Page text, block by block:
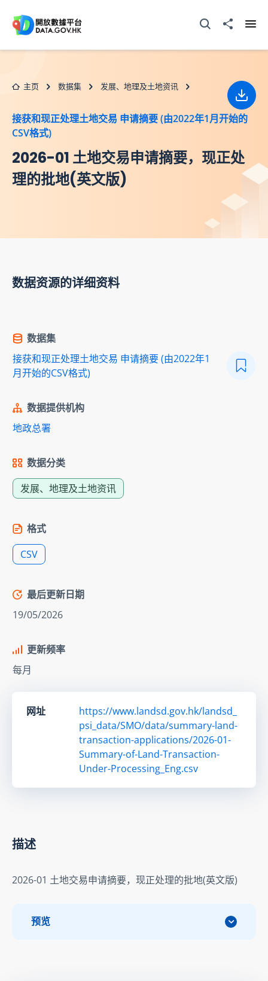
打开搜寻器分享至
主页 数据集 发展、地理及土地资讯
接获和现正处理土地交易 申请摘要 (由2022年1月开始的
CSV格式)
2026-01 土地交易申请摘要，现正处
理的批地(英文版)
下载
数据资源的详细资料
数据集
接获和现正处理土地交易 申请摘要 (由2022年1
月开始的CSV格式)
数据提供机构
地政总署
数据分类
发展、地理及土地资讯
格式
CSV
最后更新日期
19/05/2026
更新频率
每月
网址
https://www.landsd.gov.hk/landsd_
psi_data/SMO/data/summary-land-
transaction-applications/2026-01-
Summary-of-Land-Transaction-
Under-Processing_Eng.csv
描述
2026-01 土地交易申请摘要，现正处理的批地(英文版)
预览